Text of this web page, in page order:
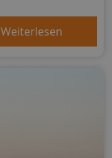
Weiterlesen